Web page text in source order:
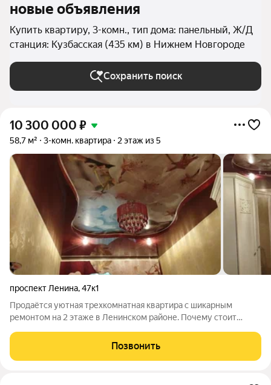
новые объявления
Купить квартиру, 3-комн., тип дома: панельный, Ж/Д
станция: Кузбасская (435 км) в Нижнем Новгороде
Сохранить поиск
10 300 000 ₽
58,7 м² 3-комн. квартира 2 этаж из 5
проспект Ленина,47к1
Продаётся уютная трехкомнатная квартира с шикарным
ремонтом на 2 этаже в Ленинском районе. Почему стоит
проживанию не нужно тратить время на ремонт. О квартире:
Две изолированные комнаты удобно для
Позвонить